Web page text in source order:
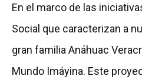
En el marco de las
Social que caracterizan a
gran familia Anáhuac
Mundo Imáyina. Este